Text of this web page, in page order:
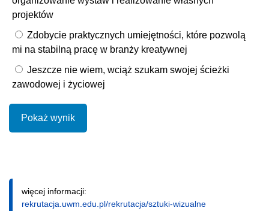
projektów
Zdobycie praktycznych umiejętności, które pozwolą
mi na stabilną pracę w branży kreatywnej
Jeszcze nie wiem, wciąż szukam swojej ścieżki
zawodowej i życiowej
Pokaż wynik
więcej informacji:
rekrutacja.uwm.edu.pl/rekrutacja/sztuki-wizualne